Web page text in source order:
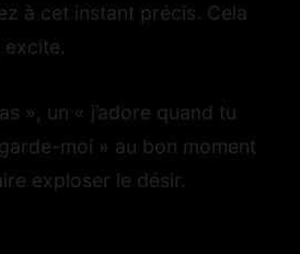
à cet instant précis. Cela
excite.
», un « j’adore quand tu
moi » au bon moment
exploser le désir.